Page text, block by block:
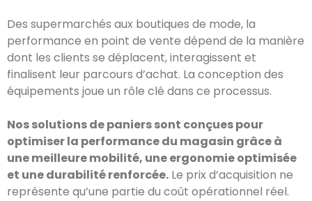
Des supermarchés aux boutiques de mode, la
performance en point de vente dépend de la manière
dont les clients se déplacent, interagissent et
finalisent leur parcours d’achat. La conception des
équipements joue un rôle clé dans ce processus.
Nos solutions de paniers sont conçues pour
optimiser la performance du magasin grâce à
une meilleure mobilité, une ergonomie optimisée
et une durabilité renforcée. Le prix d’acquisition ne
représente qu’une partie du coût opérationnel réel.